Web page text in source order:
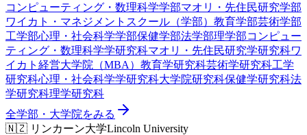
コンピューティング・数理科学学部マオリ・先住民研究学部
ワイカト・マネジメントスクール（学部） 教育学部芸術学部
工学部心理・社会科学学部保健学部法学部理学部コンピュー
ティング・数理科学学研究科マオリ・先住民研究学研究科ワ
イカト経営大学院（MBA） 教育学研究科芸術学研究科工学
研究科心理・社会科学学研究科大学院研究科保健学研究科法
学研究科理学研究科
全学部・大学院をみる
🇳🇿 リンカーン大学Lincoln University